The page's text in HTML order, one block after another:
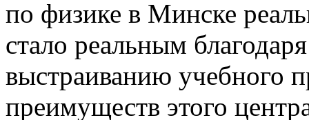
по физике в Минске
стало реальным
выстраиванию учебного
преимуществ этого